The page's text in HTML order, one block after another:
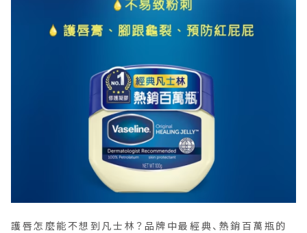
護唇怎麼能不想到凡士林？品牌中最經典、熱銷百萬瓶的